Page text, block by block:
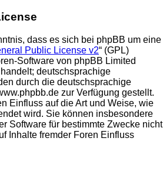
dass es sich bei phpBB um eine
Public License v2“ (GPL)
Software von phpBB Limited
deutschsprachige
durch die deutschsprachige
zur Verfügung gestellt.
Einfluss auf die Art und Weise, wie
wird. Sie können insbesondere
Software für bestimmte Zwecke nicht
Inhalte fremder Foren Einfluss